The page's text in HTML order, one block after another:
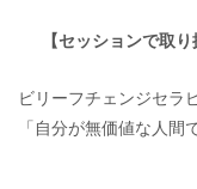
【セッションで取り
ビリーフチェンジセラ
「自分が無価値な人間